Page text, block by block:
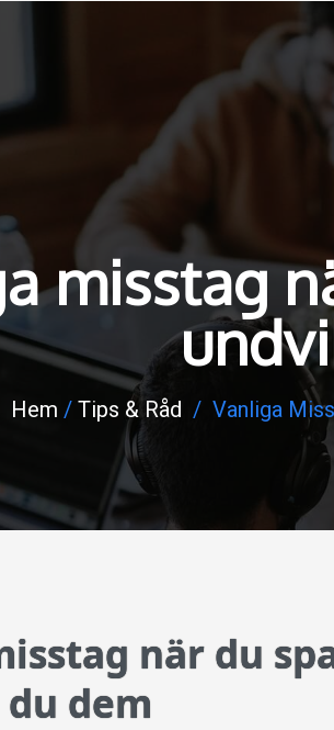
misstag
Hem / Tips & Råd / Vanliga
när du
dem